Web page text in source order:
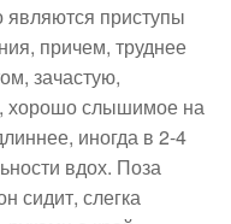
приступы
причем, труднее
зачастую,
хорошо слышимое на
иногда в 2-4
вдох. Поза
сидит, слегка